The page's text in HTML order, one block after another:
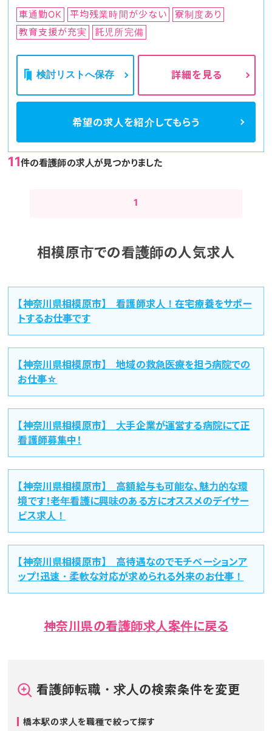
車通勤OK 平均残業時間が少ない
寮制度あり
教育支援が充実
託児所完備
検討リストへ保存 詳細を見る
希望の求人を紹介してもらう
11件の看護師の求人が見つかりました
1
相模原市での看護師の人気求人
【神奈川県相模原市】 看護師求人！在宅療養をサポー
トするお仕事です
【神奈川県相模原市】 地域の救急医療を担う病院での
お仕事☆
【神奈川県相模原市】 大手企業が運営する病院にて正
看護師募集中！
【神奈川県相模原市】 高額給与も可能な、魅力的な環
境です！老年看護に興味のある方にオススメのデイサー
ビス求人！
【神奈川県相模原市】 高待遇なのでモチベーションア
ップ！迅速・柔軟な対応が求められる外来のお仕事！
神奈川県の看護師求人案件に戻る
看護師転職・求人の検索条件を変更
橋本駅の求人を職種で絞って探す